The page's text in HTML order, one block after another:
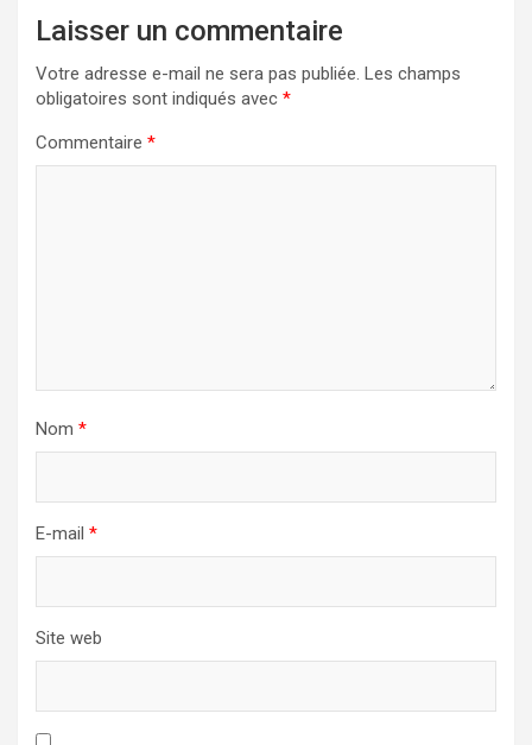
Laisser un commentaire
Votre adresse e-mail ne sera pas publiée. Les champs
obligatoires sont indiqués avec *
Commentaire *
Nom *
E-mail *
Site web